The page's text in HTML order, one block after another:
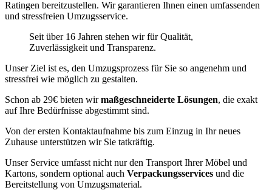
Ratingen bereitzustellen. Wir garantieren Ihnen einen umfassenden
und stressfreien Umzugsservice.
Seit über 16 Jahren stehen wir für Qualität,
Zuverlässigkeit und Transparenz.
Unser Ziel ist es, den Umzugsprozess für Sie so angenehm und
stressfrei wie möglich zu gestalten.
Schon ab 29€ bieten wirmaßgeschneiderte Lösungen, die exakt
auf Ihre Bedürfnisse abgestimmt sind.
Von der ersten Kontaktaufnahme bis zum Einzug in Ihr neues
Zuhause unterstützen wir Sie tatkräftig.
Unser Service umfasst nicht nur den Transport Ihrer Möbel und
Kartons, sondern optional auch Verpackungsservices und die
Bereitstellung von Umzugsmaterial.